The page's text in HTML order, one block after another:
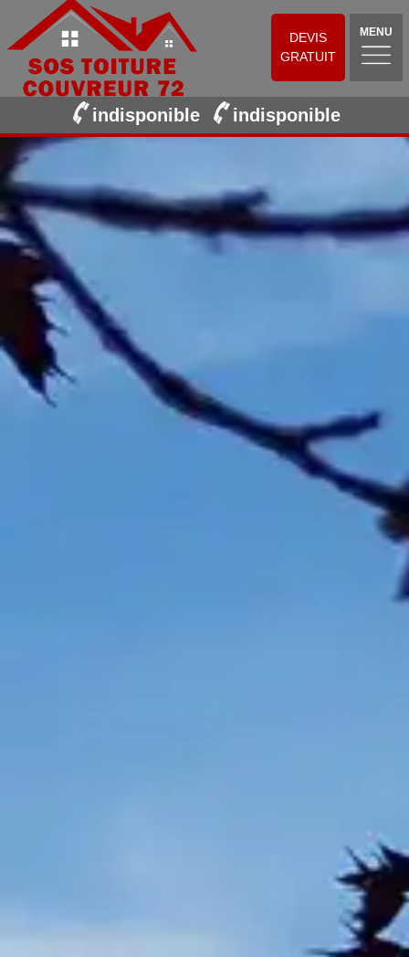
DEVIS
GRATUIT
MENU
indisponible indisponible